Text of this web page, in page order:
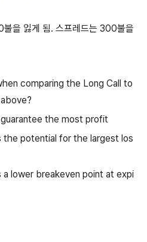
불을 잃게 됨. 스프레드는 300불을
comparing the Long Call to
the most profit
the potential for the largest los
lower breakeven point at expi